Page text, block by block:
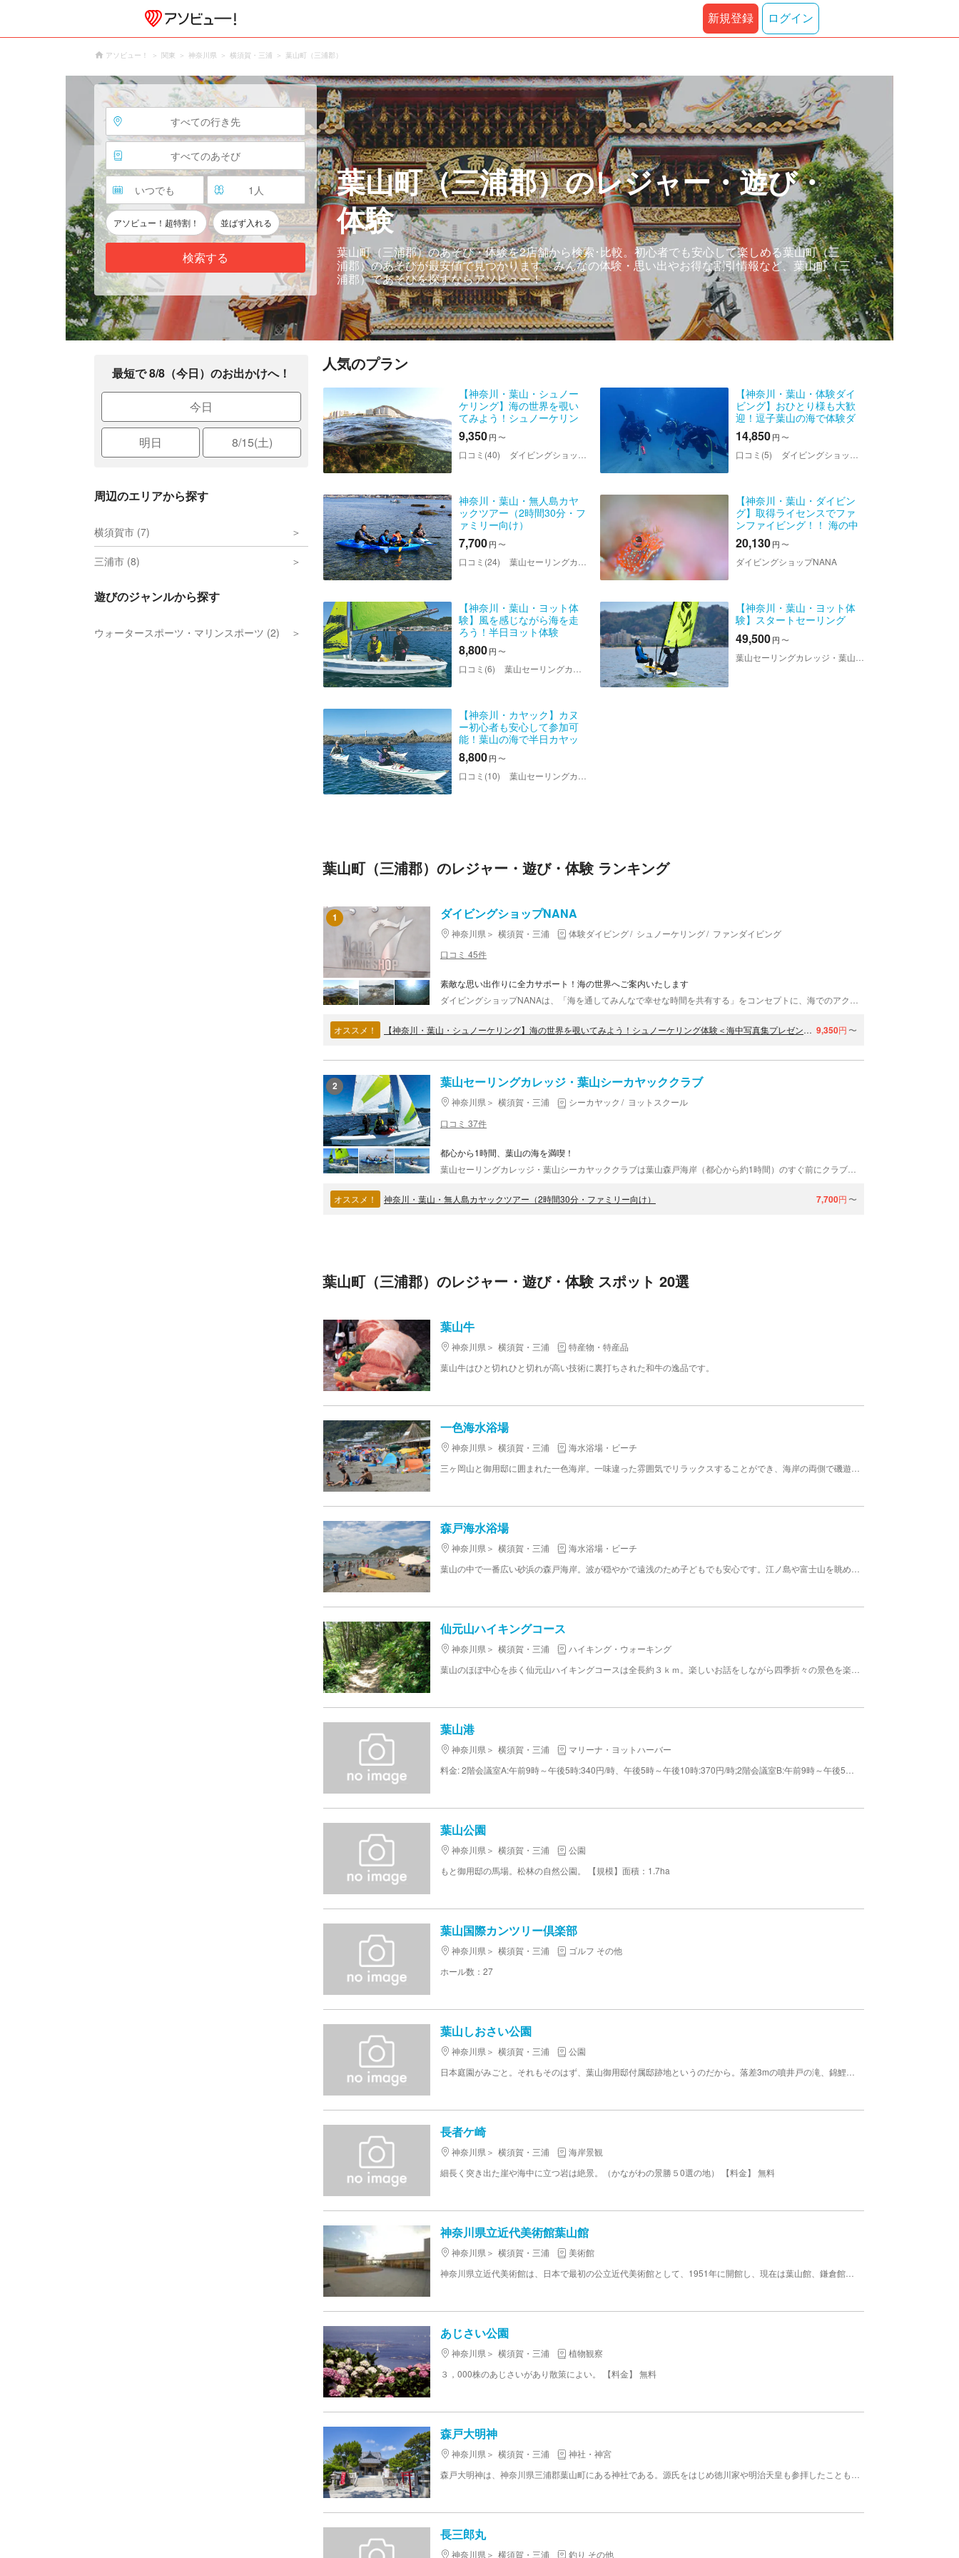
新規登録 ログイン
アソビュー！ 関東 神奈川県 横須賀・三浦 葉山町（三浦郡）
すべての行き先
すべてのあそび
いつでも 1 人
アソビュー！超特割！ 並ばず入れる
検索する
葉山町（三浦郡）のレジャー・遊び・
体験
葉山町（三浦郡）のあそび・体験を2店舗から検索･比較。初心者でも安心して楽しめる葉山町（三
浦郡）のあそびが最安値で見つかります。みんなの体験・思い出やお得な割引情報など、葉山町（三
浦郡）であそびを探すならアソビュー！
最短で 8/8（今日）のお出かけへ！
今日
明日 8/15(土)
周辺のエリアから探す
横須賀市 (7)
三浦市 (8)
遊びのジャンルから探す
ウォータースポーツ・マリンスポーツ (2)
人気のプラン
【神奈川・葉山・シュノー
ケリング】海の世界を覗い
てみよう！シュノーケリン
グ体験＜海中写真集プレゼ
ント付き！＞
9,350円 〜
口コミ(40) ダイビングショップNANA
【神奈川・葉山・体験ダイ
ビング】おひとり様も大歓
迎！逗子葉山の海で体験ダ
イビング
14,850円 〜
口コミ(5) ダイビングショップNANA
神奈川・葉山・無人島カヤ
ックツアー（2時間30分・フ
ァミリー向け）
7,700円 〜
口コミ(24) 葉山セーリングカレッジ・葉山シーカヤッククラブ
【神奈川・葉山・ダイビン
グ】取得ライセンスでファ
ンファイビング！！ 海の中
へ水中生物を見に行こう 平
日限定！葉山2ボートダイビ
ング！！
20,130円 〜
ダイビングショップNANA
【神奈川・葉山・ヨット体
験】風を感じながら海を走
ろう！半日ヨット体験
8,800円 〜
口コミ(6) 葉山セーリングカレッジ・葉山シーカヤッククラブ
【神奈川・葉山・ヨット体
験】スタートセーリング
49,500円 〜
【神奈川・カヤック】カヌ
ー初心者も安心して参加可
能！葉山の海で半日カヤッ
ク体験
8,800円 〜
口コミ(10) 葉山セーリングカレッジ・葉山シーカヤッククラブ
葉山町（三浦郡）のレジャー・遊び・体験 ランキング
1 ダイビングショップNANA
神奈川県 横須賀・三浦 体験ダイビング シュノーケリング
ファンダイビング
口コミ 45件
素敵な思い出作りに全力サポート！海の世界へご案内いたします
オススメ！ 【神奈川・葉山・シュノーケリング】海の世界を覗いてみよう！シュノーケリング体験＜海中写真集プレゼント付き！＞ 9,350円 〜
2 葉山セーリングカレッジ・葉山シーカヤッククラブ
神奈川県 横須賀・三浦 シーカヤック
ヨットスクール
口コミ 37件
都心から1時間、葉山の海を満喫！
オススメ！ 神奈川・葉山・無人島カヤックツアー（2時間30分・ファミリー向け） 7,700円 〜
葉山町（三浦郡）のレジャー・遊び・体験 スポット 20選
葉山牛
神奈川県 横須賀・三浦
特産物・特産品
葉山牛はひと切れひと切れが高い技術に裏打ちされた和牛の逸品です。
一色海水浴場
神奈川県 横須賀・三浦
海水浴場・ビーチ
森戸海水浴場
神奈川県 横須賀・三浦
海水浴場・ビーチ
仙元山ハイキングコース
神奈川県 横須賀・三浦
ハイキング・ウォーキング
葉山港
神奈川県 横須賀・三浦
マリーナ・ヨットハーバー
葉山公園
神奈川県 横須賀・三浦
公園
もと御用邸の馬場。松林の自然公園。 【規模】面積：1.7ha
葉山国際カンツリー倶楽部
神奈川県 横須賀・三浦
ゴルフ その他
ホール数：27
葉山しおさい公園
神奈川県 横須賀・三浦
公園
長者ケ崎
神奈川県 横須賀・三浦
海岸景観
細長く突き出た崖や海中に立つ岩は絶景。（かながわの景勝５0選の地） 【料金】 無料
神奈川県立近代美術館葉山館
神奈川県 横須賀・三浦
美術館
あじさい公園
神奈川県 横須賀・三浦
植物観察
３，000株のあじさいがあり散策によい。 【料金】 無料
森戸大明神
神奈川県 横須賀・三浦
神社・神宮
長三郎丸
神奈川県 横須賀・三浦 釣り その他